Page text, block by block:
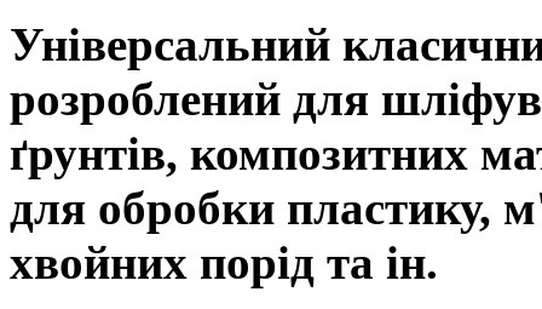
Універсальний
розроблений для
ґрунтів, композитних
для обробки пластику,
хвойних порід та ін.